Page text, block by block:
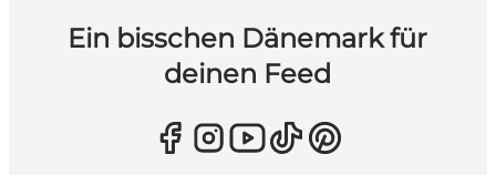
Ein bisschen Dänemark für
deinen Feed